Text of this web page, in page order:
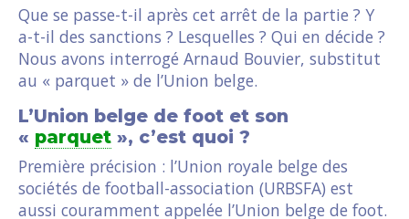
Que se passe-t-il après cet arrêt de la partie ? Y
a-t-il des sanctions ? Lesquelles ? Qui en décide ?
Nous avons interrogé Arnaud Bouvier, substitut
au « parquet » de l’Union belge.
L’Union belge de foot et son
« parquet », c’est quoi ?
Première précision : l’Union royale belge des
sociétés de football-association (URBSFA) est
aussi couramment appelée l’Union belge de foot.